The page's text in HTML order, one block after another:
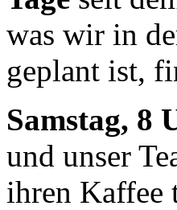
was wir in
geplant ist,
Samstag, 8
und unser
ihren Kaffee